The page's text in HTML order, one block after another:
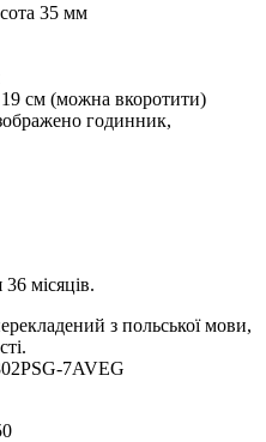
35 мм
см (можна вкоротити)
годинник,
місяців.
з польської мови,
7AVEG